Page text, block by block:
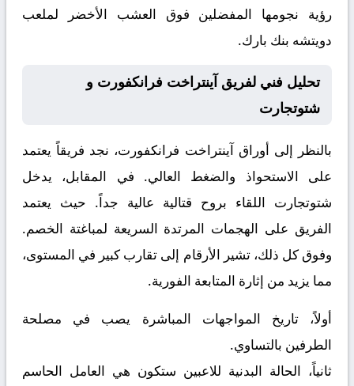
رؤية نجومها المفضلين فوق العشب الأخضر لملعب
دويتشه بنك بارك.
تحليل فني لفريق آينتراخت فرانكفورت و
شتوتجارت
بالنظر إلى أوراقآينتراخت فرانكفورت، نجد فريقاً يعتمد
على الاستحواذ والضغط العالي. في المقابل، يدخل
شتوتجارت اللقاء بروح قتالية عالية جداً. حيث يعتمد
الفريق على الهجمات المرتدة السريعة لمباغتة الخصم.
وفوق كل ذلك، تشير الأرقام إلى تقارب كبير في المستوى،
مما يزيد من إثارة المتابعة الفورية.
أولاً، تاريخ المواجهات المباشرة يصب في مصلحة
الطرفين بالتساوي.
ثانياً، الحالة البدنية للاعبين ستكون هي العامل الحاسم